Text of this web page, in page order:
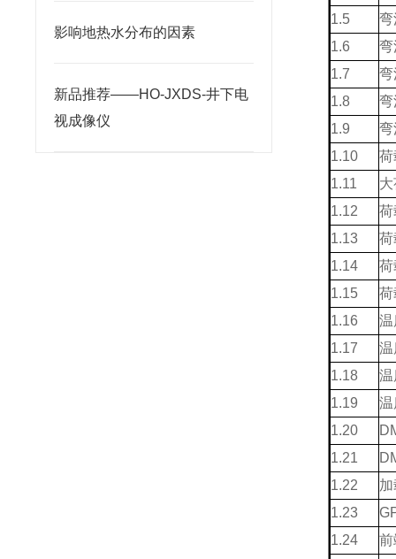
影响地热水分布的因素
新品推荐——HO-JXDS-井下电
视成像仪
1.5
弯
1.6
弯
1.7
弯
1.8
弯
1.9
弯
1.10
荷
1.11
1.12
荷
1.13
荷
1.14
荷
1.15
荷
1.16
温
1.17
温
1.18
温
1.19
温
1.20
1.21
1.22
1.23
1.24
前